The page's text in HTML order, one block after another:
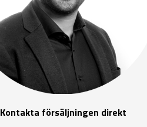
Kontakta försäljningen direkt